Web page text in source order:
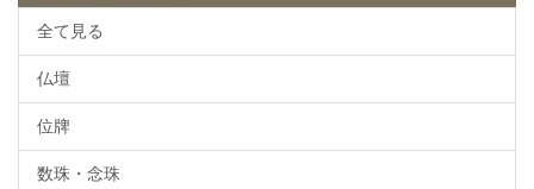
全て見る
仏壇
位牌
数珠・念珠